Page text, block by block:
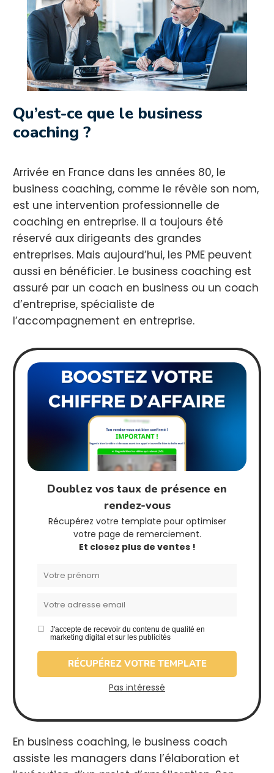
Qu’est-ce que le business
coaching ?
Arrivée en France dans les années 80, le
business coaching, comme le révèle son nom,
est une intervention professionnelle de
coaching en entreprise. Il a toujours été
réservé aux dirigeants des grandes
entreprises. Mais aujourd’hui, les PME peuvent
aussi en bénéficier. Le business coaching est
assuré par un coach en business ou un coach
d’entreprise, spécialiste de
l’accompagnement en entreprise.
Doublez vos taux de présence en
rendez-vous
Récupérez votre template pour optimiser
votre page de remerciement.
Et closez plus de ventes !
J'accepte de recevoir du contenu de qualité en
marketing digital et sur les publicités
RÉCUPÉREZ VOTRE TEMPLATE
Pas intéressé
En business coaching, le business coach
assiste les managers dans l’élaboration et